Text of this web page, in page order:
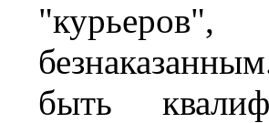
быть